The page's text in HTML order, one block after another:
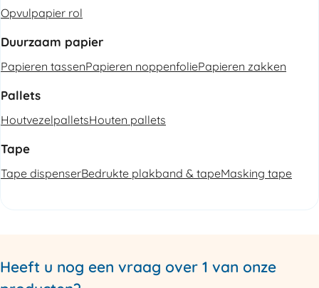
Opvulpapier rol
Duurzaam papier
Papieren tassenPapieren noppenfoliePapieren zakken
Pallets
HoutvezelpalletsHouten pallets
Tape
Tape dispenserBedrukte plakband & tapeMasking tape
Heeft u nog een vraag over 1 van onze